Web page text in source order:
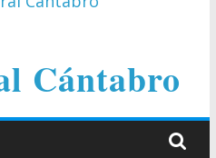
Cántabro